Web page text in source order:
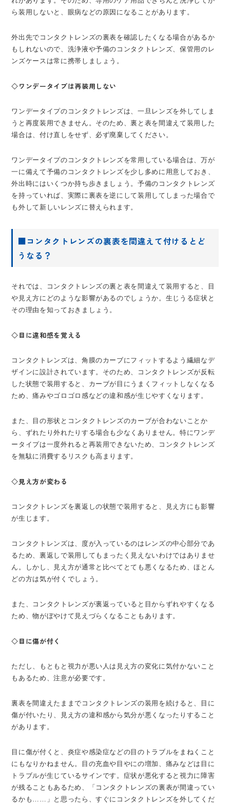
ら装用しないと、眼病などの原因になることがあります。
外出先でコンタクトレンズの裏表を確認したくなる場合があるか
もしれないので、洗浄液や予備のコンタクトレンズ、保管用のレ
ンズケースは常に携帯しましょう。
◇ワンデータイプは再装用しない
ワンデータイプのコンタクトレンズは、一旦レンズを外してしま
うと再度装用できません。そのため、裏と表を間違えて装用した
場合は、付け直しをせず、必ず廃棄してください。
ワンデータイプのコンタクトレンズを常用している場合は、万が
一に備えて予備のコンタクトレンズを少し多めに用意しておき、
外出時にはいくつか持ち歩きましょう。予備のコンタクトレンズ
を持っていれば、実際に裏表を逆にして装用してしまった場合で
も外して新しいレンズに替えられます。
■コンタクトレンズの裏表を間違えて付けるとど
うなる？
それでは、コンタクトレンズの裏と表を間違えて装用すると、目
や見え方にどのような影響があるのでしょうか。生じうる症状と
その理由を知っておきましょう。
◇目に違和感を覚える
コンタクトレンズは、角膜のカーブにフィットするよう繊細なデ
ザインに設計されています。そのため、コンタクトレンズが反転
した状態で装用すると、カーブが目にうまくフィットしなくなる
ため、痛みやゴロゴロ感などの違和感が生じやすくなります。
また、目の形状とコンタクトレンズのカーブが合わないことか
ら、ずれたり外れたりする場合も少なくありません。特にワンデ
ータイプは一度外れると再装用できないため、コンタクトレンズ
を無駄に消費するリスクも高まります。
◇見え方が変わる
コンタクトレンズを裏返しの状態で装用すると、見え方にも影響
が生じます。
コンタクトレンズは、度が入っているのはレンズの中心部分であ
るため、裏返しで装用してもまったく見えないわけではありませ
ん。しかし、見え方が通常と比べてとても悪くなるため、ほとん
どの方は気が付くでしょう。
また、コンタクトレンズが裏返っていると目からずれやすくなる
ため、物がぼやけて見えづらくなることもあります。
◇目に傷が付く
ただし、もともと視力が悪い人は見え方の変化に気付かないこと
もあるため、注意が必要です。
裏表を間違えたままでコンタクトレンズの装用を続けると、目に
傷が付いたり、見え方の違和感から気分が悪くなったりすること
があります。
目に傷が付くと、炎症や感染症などの目のトラブルをまねくこと
にもなりかねません。目の充血や目やにの増加、痛みなどは目に
トラブルが生じているサインです。症状が悪化すると視力に障害
が残ることもあるため、「コンタクトレンズの裏表が間違ってい
るかも……」と思ったら、すぐにコンタクトレンズを外してくだ